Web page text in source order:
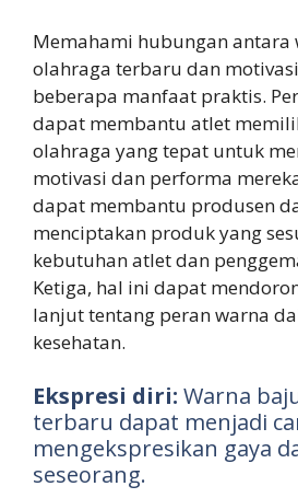
Memahami hubungan antara
olahraga terbaru dan
beberapa manfaat praktis.
dapat membantu atlet
olahraga yang tepat untuk
motivasi dan performa
dapat membantu produsen
menciptakan produk yang
kebutuhan atlet dan
Ketiga, hal ini dapat
lanjut tentang peran warna
kesehatan.
Ekspresi diri: Warna
terbaru dapat menjadi
mengekspresikan gaya
seseorang.